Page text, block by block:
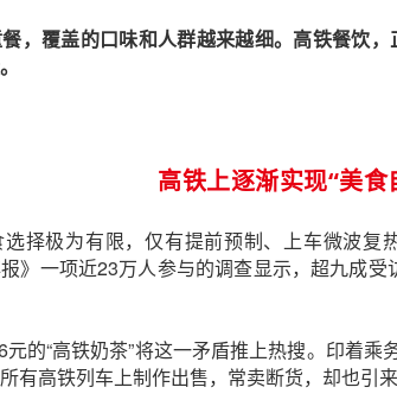
，覆盖的口味和人群越来越细。高铁餐饮，
高铁上逐渐实现“美食
择极为有限，仅有提前预制、上车微波复
》一项近23万人参与的调查显示，超九成
的“高铁奶茶”将这一矛盾推上热搜。印着乘
有高铁列车上制作出售，常卖断货，却也引来